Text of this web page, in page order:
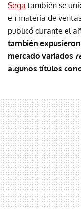
Sega también se
en materia de
publicó durante el
también
mercado variados
algunos títulos